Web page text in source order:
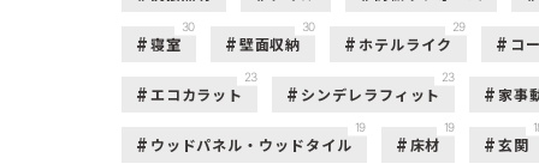
寝室
30
壁面収納
30
ホテルライク
29
コ
エコカラット
23
シンデレラフィット
23
家事
ウッドパネル・ウッドタイル
19
床材
19
玄関